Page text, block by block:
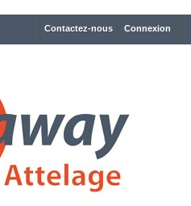
Connexion
Contactez-nous